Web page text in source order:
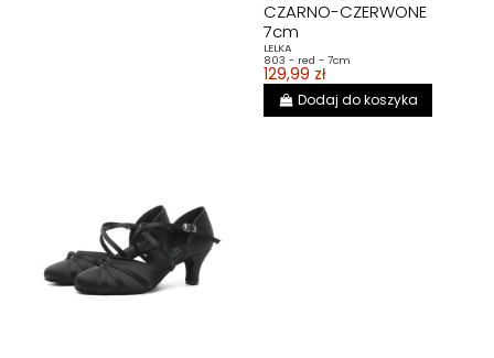
CZARNO-CZERWONE
7cm
LELKA
803 - red - 7cm
129,99 zł
Dodaj do koszyka